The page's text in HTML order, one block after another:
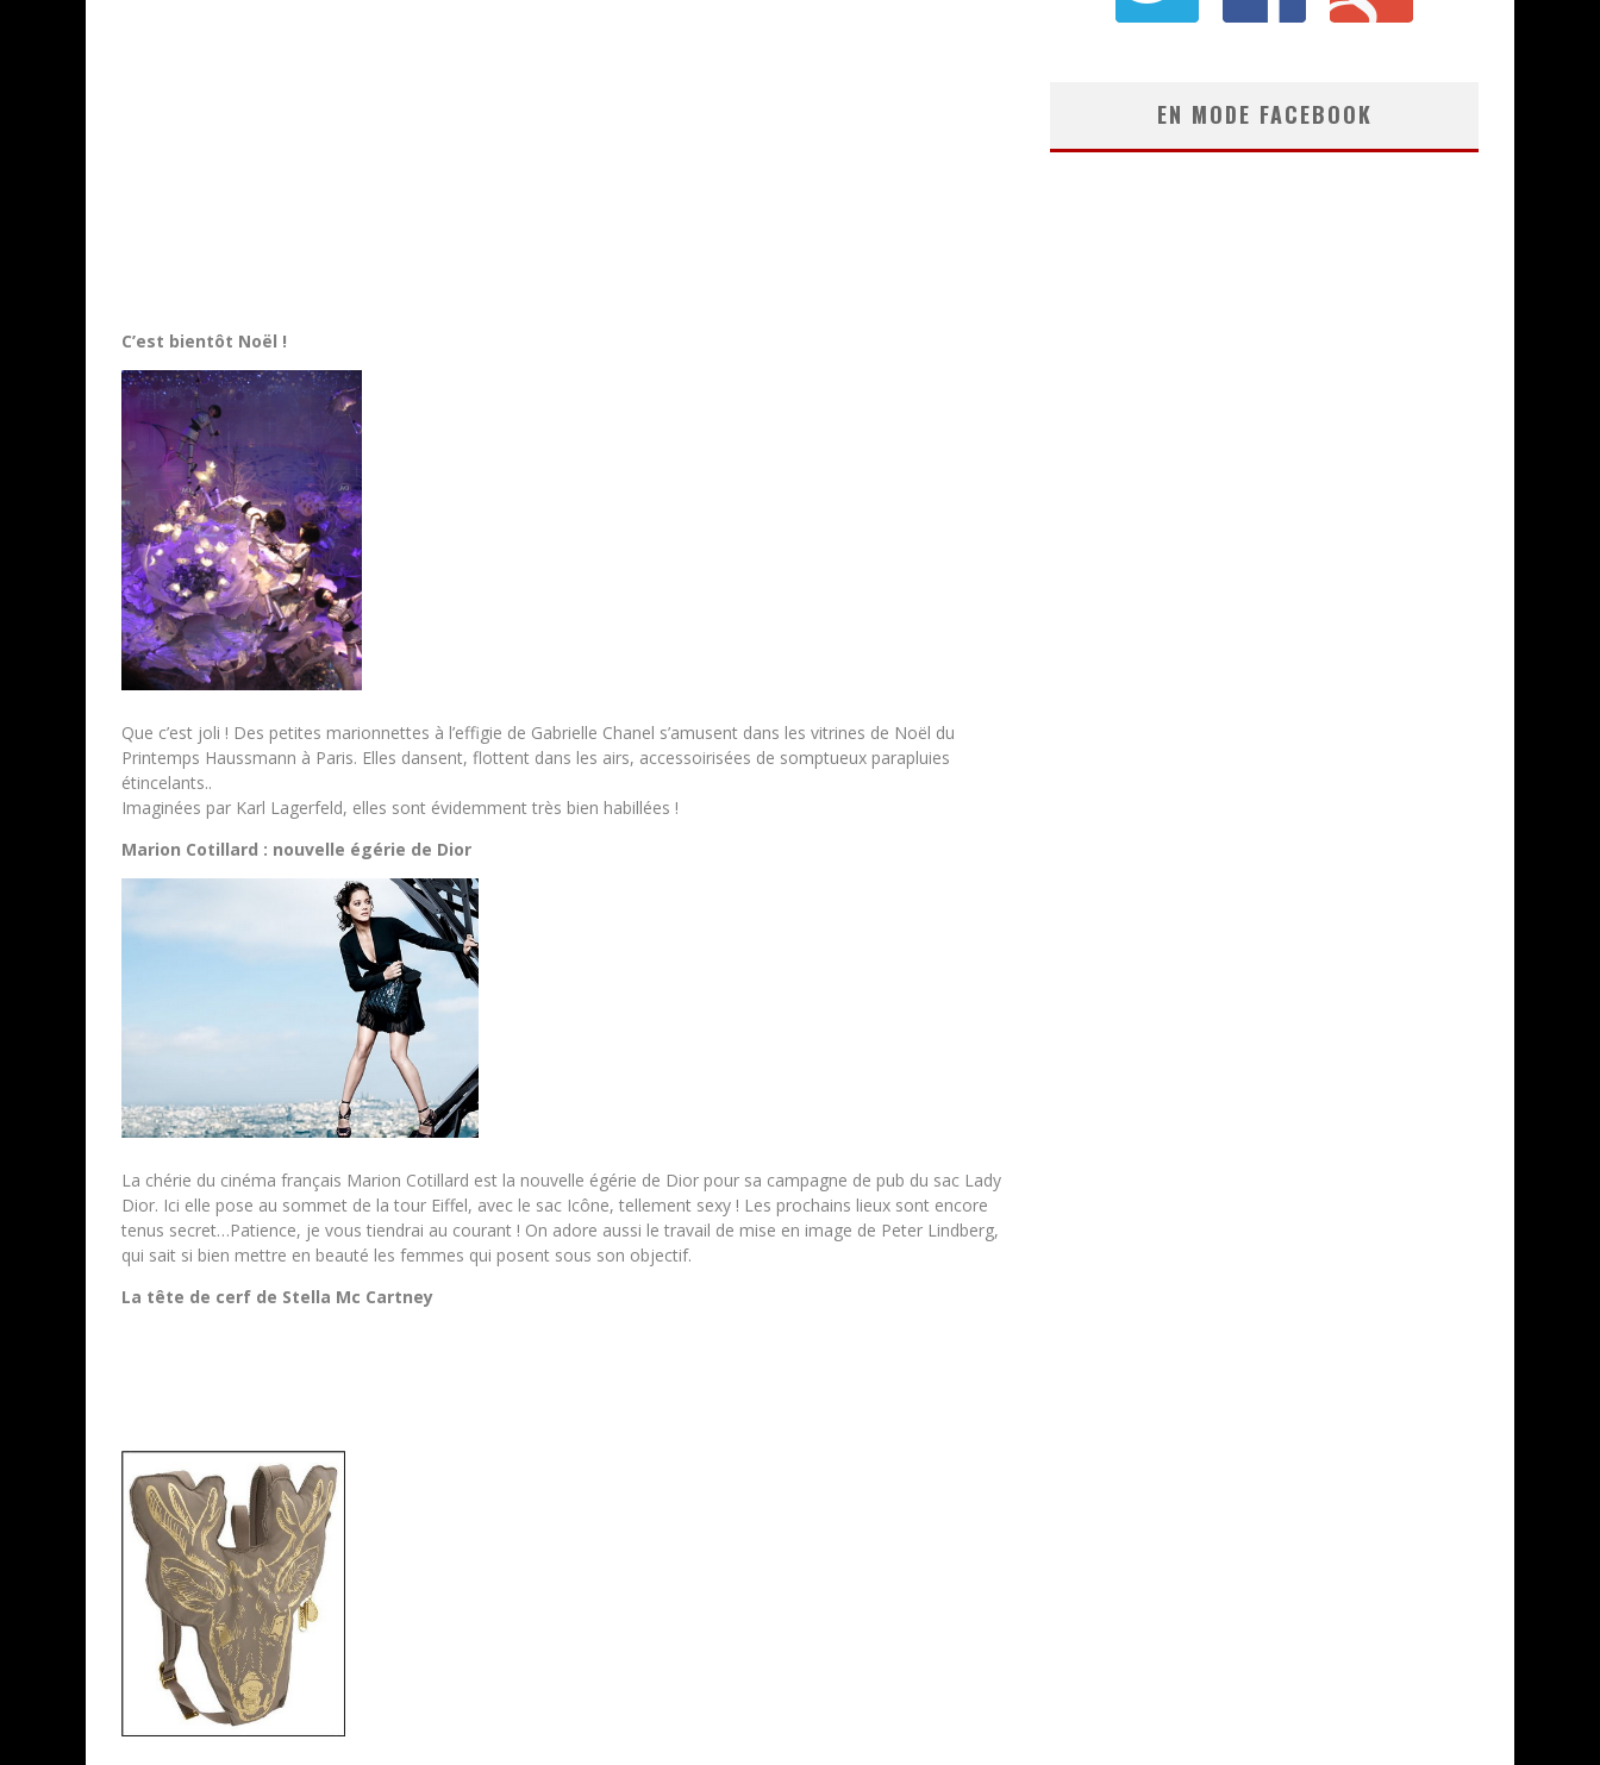
C’est bientôt Noël !
Que c’est joli ! Des petites marionnettes à l’effigie de Gabrielle Chanel s’amusent dans les vitrines de Noël du
Printemps Haussmann à Paris. Elles dansent, flottent dans les airs, accessoirisées de somptueux parapluies
étincelants..
Imaginées par Karl Lagerfeld, elles sont évidemment très bien habillées !
Marion Cotillard : nouvelle égérie de Dior
La chérie du cinéma français Marion Cotillard est la nouvelle égérie de Dior pour sa campagne de pub du sac Lady
Dior. Ici elle pose au sommet de la tour Eiffel, avec le sac Icône, tellement sexy ! Les prochains lieux sont encore
tenus secret…Patience, je vous tiendrai au courant ! On adore aussi le travail de mise en image de Peter Lindberg,
qui sait si bien mettre en beauté les femmes qui posent sous son objectif.
La tête de cerf de Stella Mc Cartney
EN MODE FACEBOOK